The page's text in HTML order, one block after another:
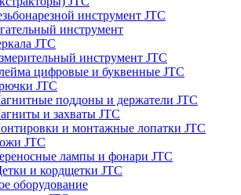
инструмент JTC
инструмент
JTC
инструмент JTC
цифровые и буквенные JTC
JTC
поддоны и держатели JTC
и захваты JTC
и монтажные лопатки JTC
JTC
лампы и фонари JTC
и кордщетки JTC
оборудование